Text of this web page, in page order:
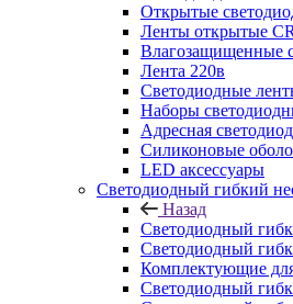
Открытые
Ленты открытые
Влагозащищенные
Лента 220в
Светодиодные
Наборы
Адресная
Силиконовые
LED аксессуары
Светодиодный гибкий
Назад
Светодиодный
Светодиодный
Комплектующие
Светодиодный